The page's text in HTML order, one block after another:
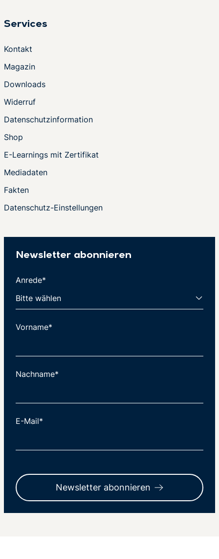
Services
Kontakt
Magazin
Downloads
Widerruf
Datenschutzinformation
Shop
E-Learnings mit Zertifikat
Mediadaten
Fakten
Datenschutz-Einstellungen
Newsletter abonnieren
Anrede*
Vorname*
Nachname*
E-Mail*
Newsletter abonnieren